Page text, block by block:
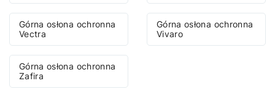
Górna osłona ochronna
Vectra
Górna osłona ochronna
Vivaro
Górna osłona ochronna
Zafira